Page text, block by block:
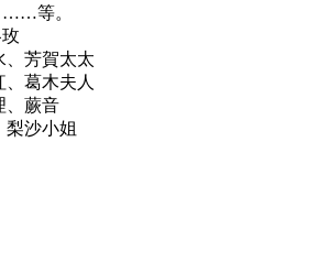
……等。
、芳賀太太
葛木夫人
、蕨音
梨沙小姐